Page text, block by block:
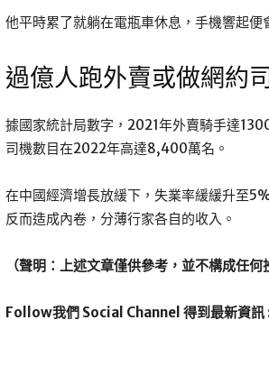
他平時累了就躺在電瓶車休息，手機響起便
過億人跑外賣或做網約
據國家統計局數字，2021年外賣騎手達
司機數目在2022年高達8,400萬名。
在中國經濟增長放緩下，失業率緩緩升至
反而造成內卷，分薄行家各自的收入。
（聲明：上述文章僅供參考，並不構成任
Follow我們 Social Channel 得到最新資訊 :